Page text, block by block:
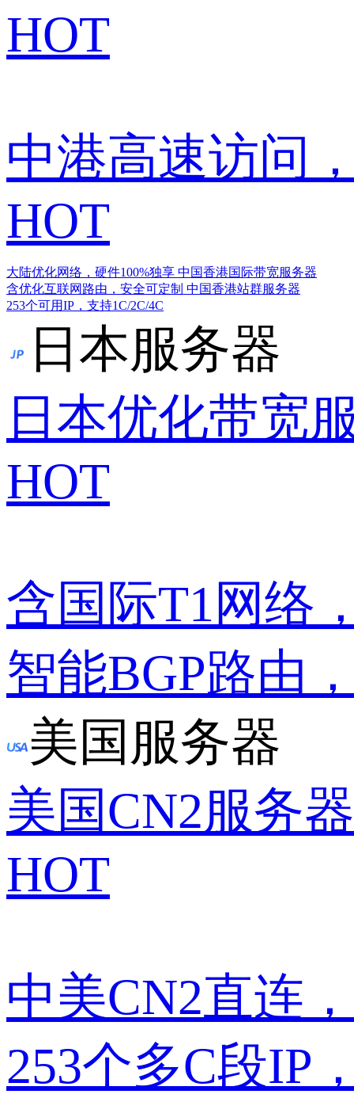
HOT
中港高速访问
HOT
大陆优化网络，硬件100%独享 中国香港国际带宽服务器
含优化互联网路由，安全可定制 中国香港站群服务器
253个可用IP，支持1C/2C/4C
日本服务器
日本优化带宽
HOT
含国际T1网络
智能BGP路由
美国服务器
美国CN2服务器
HOT
中美CN2直连
253个多C段IP